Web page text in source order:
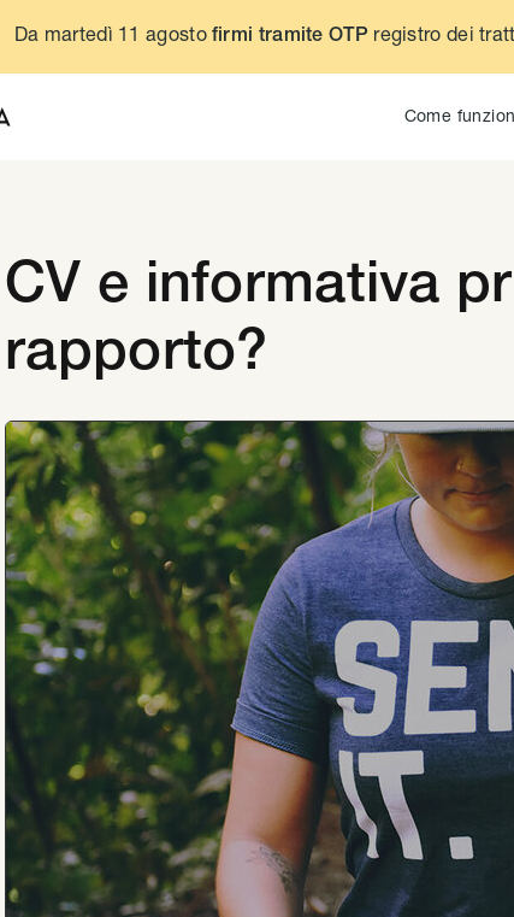
Da martedì 11 agostofirmi tramite OTP registro dei
Come
CV e informativa
rapporto?